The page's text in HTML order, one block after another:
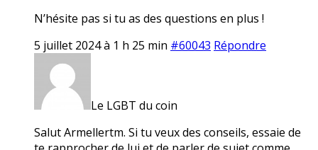
N’hésite pas si tu as des questions en plus !
5 juillet 2024 à 1 h 25 min #60043 Répondre
Le LGBT du coin
Salut Armellertm. Si tu veux des conseils, essaie de